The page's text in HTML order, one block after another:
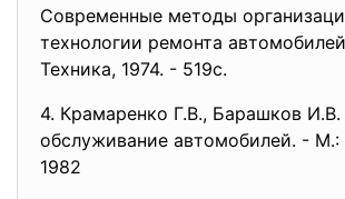
Современные методы
технологии ремонта
Техника, 1974. - 519с.
4. Крамаренко Г.В., Барашков И.В.
обслуживание автомобилей. - М.:
1982